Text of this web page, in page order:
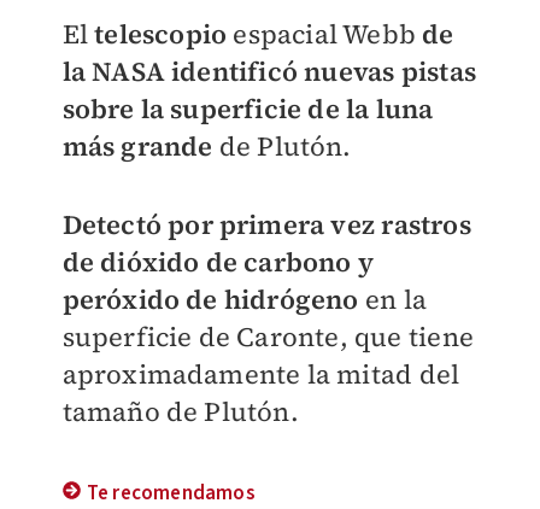
Eltelescopio espacial Webb de
la NASA identificó nuevas pistas
sobre la superficie de la luna
más grande de Plutón.
Detectó por primera vez rastros
de dióxido de carbono y
peróxido de hidrógeno en la
superficie de Caronte, que tiene
aproximadamente la mitad del
tamaño de Plutón.
Te recomendamos